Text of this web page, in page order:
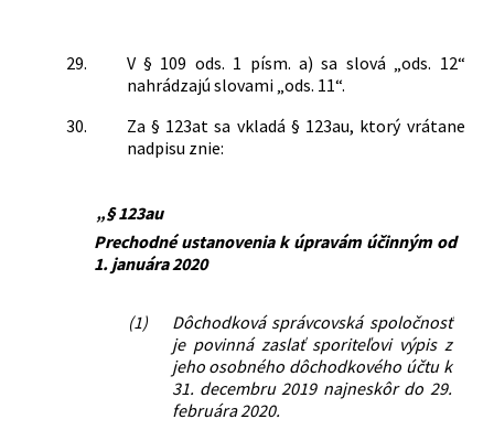
29.
V § 109 ods. 1 písm. a) sa slová „ods. 12“
nahrádzajú slovami „ods. 11“.
30.
Za § 123at sa vkladá § 123au, ktorý vrátane
nadpisu znie:
„§ 123au
Prechodné ustanovenia k úpravám účinným od
1. januára 2020
(1)
Dôchodková správcovská spoločnosť
je povinná zaslať sporiteľovi výpis z
jeho osobného dôchodkového účtu k
31. decembru 2019 najneskôr do 29.
februára 2020.